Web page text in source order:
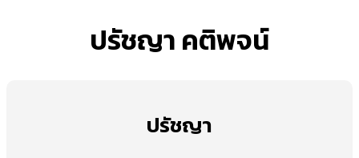
ปรัชญา คติพจน์
ปรัชญา